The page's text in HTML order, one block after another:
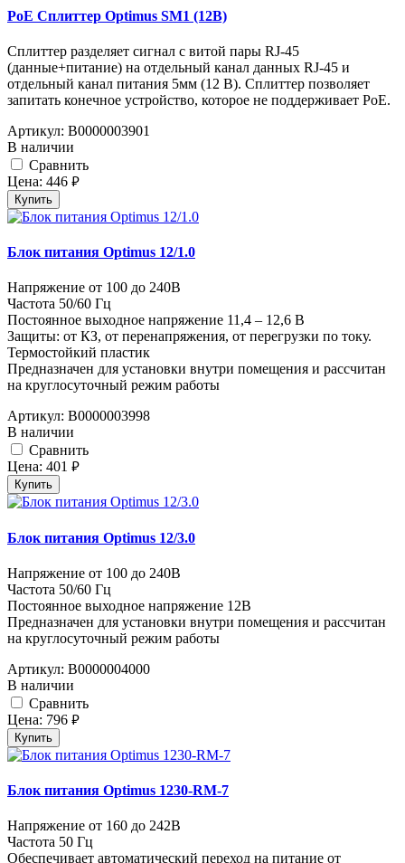
PoE Сплиттер Optimus SM1 (12B)
Сплиттер разделяет сигнал с витой пары RJ-45
(данные+питание) на отдельный канал данных RJ-45 и
отдельный канал питания 5мм (12 В). Сплиттер позволяет
запитать конечное устройство, которое не поддерживает PoE.
Артикул: В0000003901
В наличии
Cравнить
Цена: 446 руб.
Купить
Блок питания Optimus 12/1.0
Напряжение от 100 до 240В
Частота 50/60 Гц
Постоянное выходное напряжение 11,4 – 12,6 В
Защиты: от КЗ, от перенапряжения, от перегрузки по току.
Термостойкий пластик
Предназначен для установки внутри помещения и рассчитан
на круглосуточный режим работы
Артикул: В0000003998
В наличии
Cравнить
Цена: 401 руб.
Купить
Блок питания Optimus 12/3.0
Напряжение от 100 до 240В
Частота 50/60 Гц
Постоянное выходное напряжение 12В
Предназначен для установки внутри помещения и рассчитан
на круглосуточный режим работы
Артикул: В0000004000
В наличии
Cравнить
Цена: 796 руб.
Купить
Блок питания Optimus 1230-RM-7
Напряжение от 160 до 242В
Частота 50 Гц
Обеспечивает автоматический переход на питание от